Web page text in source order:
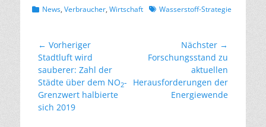
Kategorien
News, Verbraucher, Wirtschaft Schlagworte
Wasserstoff-Strategie
Beitragsnavigation
← Vorheriger
Vorheriger
Beitrag:
Stadtluft wird
sauberer: Zahl der
Städte über dem NO2-
Grenzwert halbierte
sich 2019
Nächster →
Nächster
Forschungsstand zu
aktuellen
Herausforderungen der
Energiewende